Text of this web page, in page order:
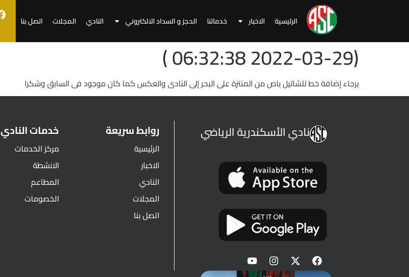
الرئيسية الاخبار خدماتنا الحجز و السداد الالكتروني النادي المجلات اتصل بنا
(2022-03-29 06:32:38 )
برجاء إضافة خط للشاتيل باص من المنتزة على البحر إلى النادى والعكس كما كان موجود فى السابق وشكرا
نادي الأسكندرية الرياضي روابط سريعة
الرئيسية
الاخبار
النادي
المجلات
اتصل بنا
خدمات النادي
مركز الخدمات
الانشطة
المطاعم
الخصومات